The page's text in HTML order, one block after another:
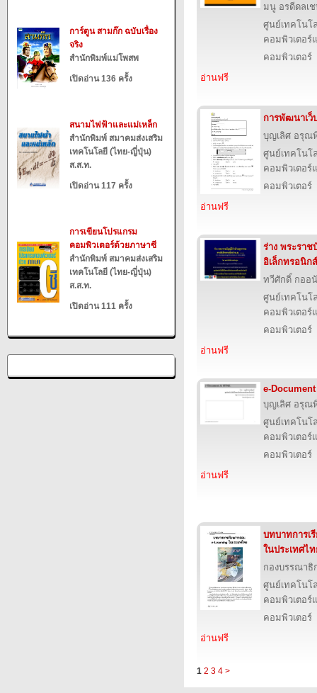
การ์ตูน สามก๊ก ฉบับเรื่อง
จริง
สำนักพิมพ์แม่โพสพ
เปิดอ่าน 136 ครั้ง
สนามไฟฟ้าและแม่เหล็ก
สำนักพิมพ์ สมาคมส่งเสริม
เทคโนโลยี (ไทย-ญี่ปุ่น)
ส.ส.ท.
เปิดอ่าน 117 ครั้ง
การเขียนโปรแกรม
คอมพิวเตอร์ด้วยภาษาซี
สำนักพิมพ์ สมาคมส่งเสริม
เทคโนโลยี (ไทย-ญี่ปุ่น)
ส.ส.ท.
เปิดอ่าน 111 ครั้ง
มนู อรดีดลเ
ศูนย์เทคโนโ
คอมพิวเตอร์
คอมพิวเตอร์
อ่านฟรี
การพัฒนาเว็
บุญเลิศ อรุณ
ศูนย์เทคโนโ
คอมพิวเตอร์
คอมพิวเตอร์
อ่านฟรี
ร่าง พระรา
อิเล็กทรอนิกส์
ทวีศักดิ์ กออ
ศูนย์เทคโนโ
คอมพิวเตอร์
คอมพิวเตอร์
อ่านฟรี
e-
บุญเลิศ อรุณ
ศูนย์เทคโนโ
คอมพิวเตอร์
คอมพิวเตอร์
อ่านฟรี
บทบาทการเ
ในประเทศไ
กองบรรณาธิ
ศูนย์เทคโนโ
คอมพิวเตอร์
คอมพิวเตอร์
อ่านฟรี
1 2 3 4 >